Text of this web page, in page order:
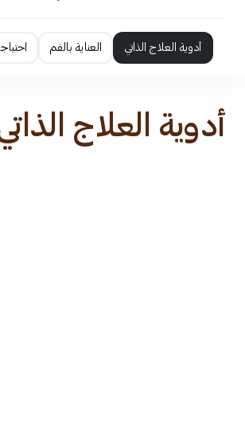
أدوية العلاج الذاتي العناية بالفم
أدوية العلاج